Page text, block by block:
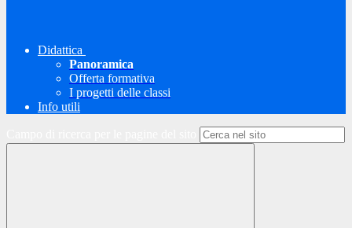
Didattica
Panoramica
Offerta formativa
I progetti delle classi
Info utili